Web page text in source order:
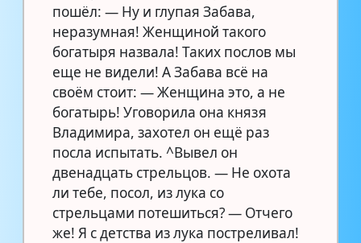
пошёл: — Ну и глупая Забава,
неразумная! Женщиной такого
богатыря назвала! Таких послов мы
еще не видели! А Забава всё на
своём стоит: — Женщина это, а не
богатырь! Уговорила она князя
Владимира, захотел он ещё раз
посла испытать. ^Вывел он
двенадцать стрельцов. — Не охота
ли тебе, посол, из лука со
стрельцами потешиться? — Отчего
же! Я с детства из лука постреливал!